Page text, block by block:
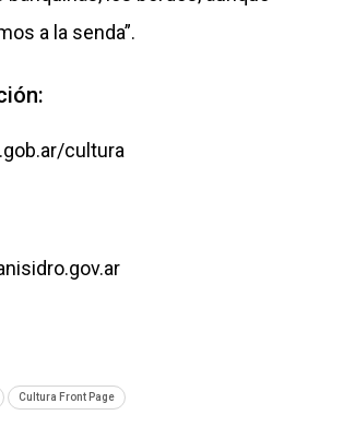
a la senda”.
cultura
Cultura Front Page